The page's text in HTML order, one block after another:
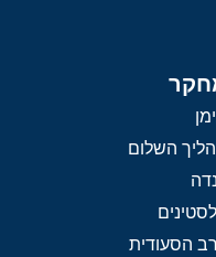
השלום
הסעודית